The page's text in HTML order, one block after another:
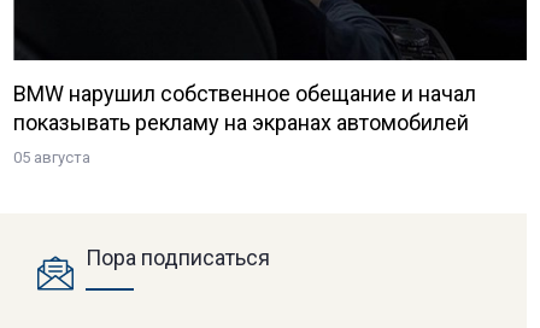
BMW нарушил собственное обещание и начал
показывать рекламу на экранах автомобилей
05 августа
Пора подписаться